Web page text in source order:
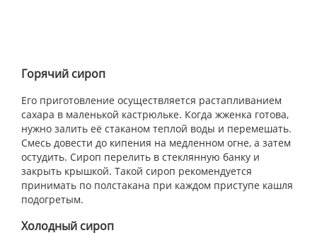
Горячий сироп
Его приготовление осуществляется растапливанием
сахара в маленькой кастрюльке. Когда жженка готова,
нужно залить её стаканом теплой воды и перемешать.
Смесь довести до кипения на медленном огне, а затем
остудить. Сироп перелить в стеклянную банку и
закрыть крышкой. Такой сироп рекомендуется
принимать по полстакана при каждом приступе кашля
подогретым.
Холодный сироп